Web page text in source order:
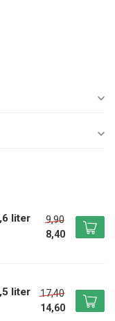
liter
9,90
8,40
liter
17,40
14,60